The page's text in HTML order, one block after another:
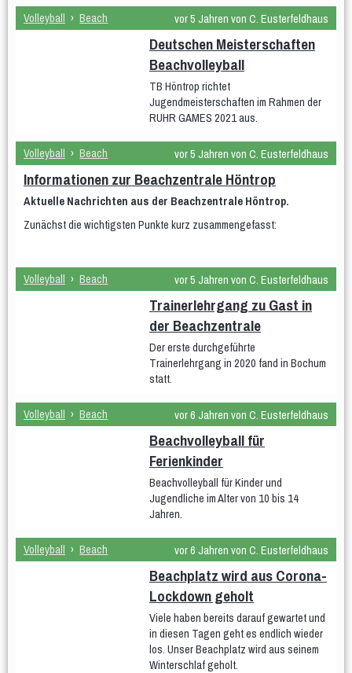
mU15 mixU14 mU12 wU15
Volleyball › Beach vor 5 Jahren von C. Eusterfeldhaus
Deutschen Meisterschaften
Beachvolleyball
TB Höntrop richtet
Jugendmeisterschaften im Rahmen der
RUHR GAMES 2021 aus.
Volleyball › Beach vor 5 Jahren von C. Eusterfeldhaus
Informationen zur Beachzentrale Höntrop
Aktuelle Nachrichten aus der Beachzentrale Höntrop.
Zunächst die wichtigsten Punkte kurz zusammengefasst:
Volleyball › Beach vor 5 Jahren von C. Eusterfeldhaus
Trainerlehrgang zu Gast in
der Beachzentrale
Der erste durchgeführte
Trainerlehrgang in 2020 fand in Bochum
statt.
Volleyball › Beach vor 6 Jahren von C. Eusterfeldhaus
Beachvolleyball für
Ferienkinder
Beachvolleyball für Kinder und
Jugendliche im Alter von 10 bis 14
Jahren.
Volleyball › Beach vor 6 Jahren von C. Eusterfeldhaus
Beachplatz wird aus Corona-
Lockdown geholt
Viele haben bereits darauf gewartet und
in diesen Tagen geht es endlich wieder
los. Unser Beachplatz wird aus seinem
Winterschlaf geholt.